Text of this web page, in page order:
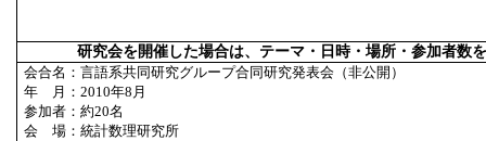
研究会を開催した場合は、テーマ・日時・場所・参加者数
会合名：言語系共同研究グループ合同研究発表会（非公開）
年 月：2010年8月
参加者：約20名
会 場：統計数理研究所